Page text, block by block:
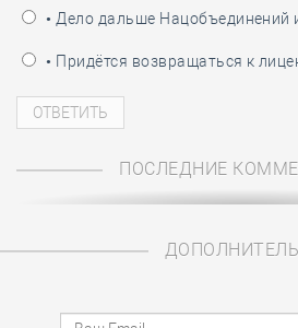
• Дело дальше Нацобъединений
• Придётся возвращаться к
ПОСЛЕДНИЕ